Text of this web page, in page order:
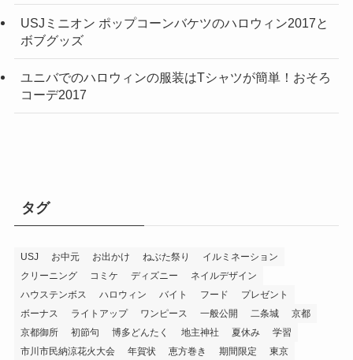
USJミニオン ポップコーンバケツのハロウィン2017と
ボブグッズ
ユニバでのハロウィンの服装はTシャツが簡単！おそろ
コーデ2017
タグ
USJ お中元 お出かけ ねぶた祭り
イルミネーション
クリーニング
コミケ ディズニー
ネイルデザイン
ハウステンボス
ハロウィン バイト フード
プレゼント
ボーナス
ライトアップ ワンピース 一般公開 二条城
京都
京都御所
初節句 博多どんたく 地主神社 夏休み
学習
市川市民納涼花火大会
年賀状 恵方巻き 期間限定 東京